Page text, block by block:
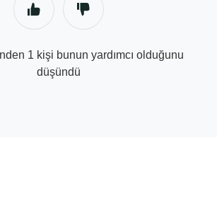
1 kişi bunun yardımcı olduğunu
düşündü